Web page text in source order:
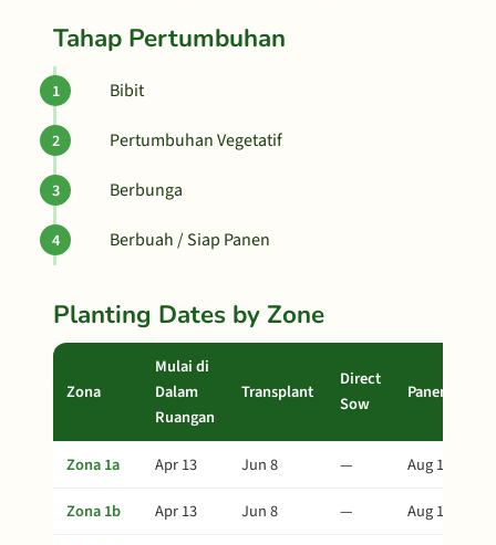
Tahap Pertumbuhan
Bibit
Pertumbuhan Vegetatif
Berbunga
Berbuah / Siap Panen
Planting Dates by Zone
Zona
Mulai di
Dalam
Ruangan
Transplant
Direct
Sow
Panen
Zona 1a Apr 13 Jun 8 —
Aug 12
Zona 1b
Apr 13 Jun 8 —
Aug 12